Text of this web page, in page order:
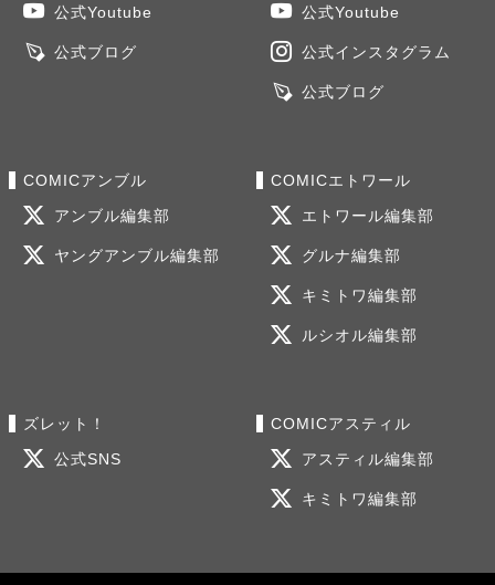
公式Youtube
公式ブログ
公式Youtube
公式インスタグラム
公式ブログ
COMICアンブル
アンブル編集部
ヤングアンブル編集部
COMICエトワール
エトワール編集部
グルナ編集部
キミトワ編集部
ルシオル編集部
ズレット！
公式SNS
COMICアスティル
アスティル編集部
キミトワ編集部